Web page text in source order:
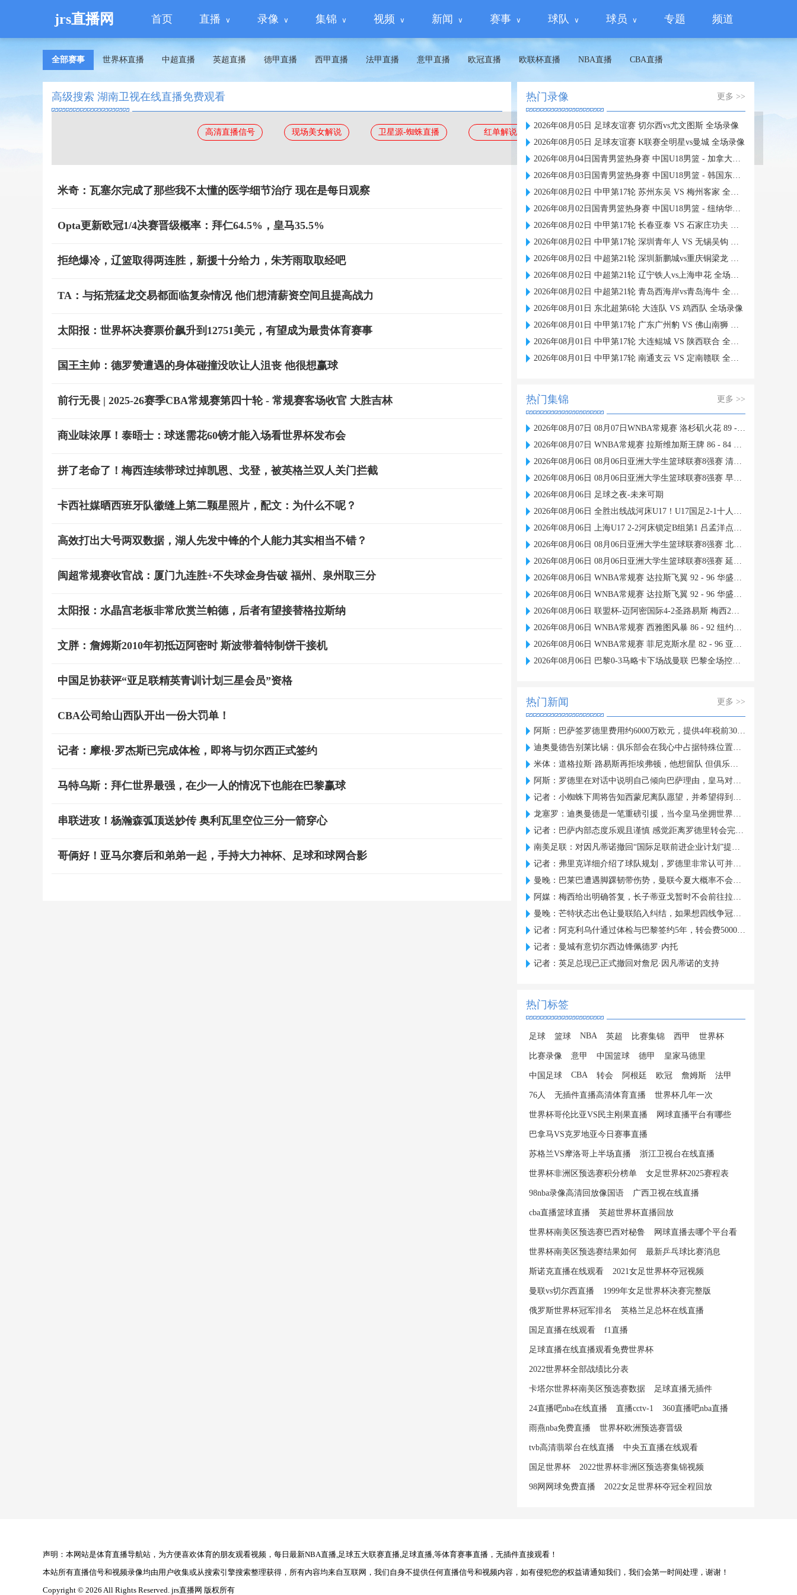
jrs直播网 首页 直播 录像 集锦 视频 新闻 赛事 球队 球员 专题 频道
全部赛事 世界杯直播 中超直播 英超直播 德甲直播 西甲直播 法甲直播 意甲直播 欧冠直播 欧联杯直播 NBA直播 CBA直播
高级搜索 湖南卫视在线直播免费观看
高清直播信号 现场美女解说 卫星源-蜘蛛直播 红单解说 蜘蛛直播
米奇：瓦塞尔完成了那些我不太懂的医学细节治疗 现在是每日观察
Opta更新欧冠1/4决赛晋级概率：拜仁64.5%，皇马35.5%
拒绝爆冷，辽篮取得两连胜，新援十分给力，朱芳雨取取经吧
TA：与拓荒猛龙交易都面临复杂情况 他们想清薪资空间且提高战力
太阳报：世界杯决赛票价飙升到12751美元，有望成为最贵体育赛事
国王主帅：德罗赞遭遇的身体碰撞没吹让人沮丧 他很想赢球
前行无畏 | 2025-26赛季CBA常规赛第四十轮 - 常规赛客场收官 大胜吉林
商业味浓厚！泰晤士：球迷需花60镑才能入场看世界杯发布会
拼了老命了！梅西连续带球过掉凯恩、戈登，被英格兰双人关门拦截
卡西社媒晒西班牙队徽缝上第二颗星照片，配文：为什么不呢？
高效打出大号两双数据，湖人先发中锋的个人能力其实相当不错？
闽超常规赛收官战：厦门九连胜+不失球金身告破 福州、泉州取三分
太阳报：水晶宫老板非常欣赏兰帕德，后者有望接替格拉斯纳
文胖：詹姆斯2010年初抵迈阿密时 斯波带着特制饼干接机
中国足协获评“亚足联精英青训计划三星会员”资格
CBA公司给山西队开出一份大罚单！
记者：摩根·罗杰斯已完成体检，即将与切尔西正式签约
马特乌斯：拜仁世界最强，在少一人的情况下也能在巴黎赢球
串联进攻！杨瀚森弧顶送妙传 奥利瓦里空位三分一箭穿心
哥俩好！亚马尔赛后和弟弟一起，手持大力神杯、足球和球网合影
热门录像 更多 >>
2026年08月05日 足球友谊赛 切尔西vs尤文图斯 全场录像
2026年08月05日 足球友谊赛 K联赛全明星vs曼城 全场录像
2026年08月04日国青男篮热身赛 中国U18男篮 - 加拿大大卫·安篮球学院 全场录像
2026年08月03日国青男篮热身赛 中国U18男篮 - 韩国东国大学 全场录像
2026年08月02日 中甲第17轮 苏州东吴 VS 梅州客家 全场录像
2026年08月02日国青男篮热身赛 中国U18男篮 - 纽纳华丁闪电队 全场录像
2026年08月02日 中甲第17轮 长春亚泰 VS 石家庄功夫 全场录像
2026年08月02日 中甲第17轮 深圳青年人 VS 无锡吴钩 全场录像
2026年08月02日 中超第21轮 深圳新鹏城vs重庆铜梁龙 全场录像
2026年08月02日 中超第21轮 辽宁铁人vs上海申花 全场录像
2026年08月02日 中超第21轮 青岛西海岸vs青岛海牛 全场录像
2026年08月01日 东北超第6轮 大连队 VS 鸡西队 全场录像
2026年08月01日 中甲第17轮 广东广州豹 VS 佛山南狮 全场录像
2026年08月01日 中甲第17轮 大连鲲城 VS 陕西联合 全场录像
2026年08月01日 中甲第17轮 南通支云 VS 定南赣联 全场录像
热门集锦 更多 >>
2026年08月07日 08月07日WNBA常规赛 洛杉矶火花 89 - 82 明尼苏达山猫 全场集锦
2026年08月07日 WNBA常规赛 拉斯维加斯王牌 86 - 84 印第安纳狂热 全场集锦
2026年08月06日 08月06日亚洲大学生篮球联赛8强赛 清华大学 85 - 81 菲律宾大学 集锦
2026年08月06日 08月06日亚洲大学生篮球联赛8强赛 早稻田大学 78 - 71 高丽大学 集锦
2026年08月06日 足球之夜-未来可期
2026年08月06日 全胜出线战河床U17！U17国足2-1十人药厂U17 赵松源登场1分钟传射
2026年08月06日 上海U17 2-2河床锁定B组第1 吕孟洋点射阿布力米破门 将战A组第2
2026年08月06日 08月06日亚洲大学生篮球联赛8强赛 北京大学 77 - 79 上海交通大学 集锦
2026年08月06日 08月06日亚洲大学生篮球联赛8强赛 延世大学 67 - 72 政治大学 集锦
2026年08月06日 WNBA常规赛 达拉斯飞翼 92 - 96 华盛顿神秘人 全场集锦
2026年08月06日 WNBA常规赛 达拉斯飞翼 92 - 96 华盛顿神秘人 全场集锦
2026年08月06日 联盟杯-迈阿密国际4-2圣路易斯 梅西2射1传 阿伦助攻戴帽
2026年08月06日 WNBA常规赛 西雅图风暴 86 - 92 纽约自由人 全场集锦
2026年08月06日 WNBA常规赛 菲尼克斯水星 82 - 96 亚特兰大梦想 全场集锦
2026年08月06日 巴黎0-3马略卡下场战曼联 巴黎全场控球近6成+8射3正未果
热门新闻 更多 >>
阿斯：巴萨签罗德里费用约6000万欧元，提供4年税前3000万欧合同
迪奥曼德告别莱比锡：俱乐部会在我心中占据特殊位置，感谢所有
米体：道格拉斯·路易斯再拒埃弗顿，他想留队 但俱乐部尚未敲定
阿斯：罗德里在对话中说明自己倾向巴萨理由，皇马对此理解＆祝好
记者：小蜘蛛下周将告知西蒙尼离队愿望，并希望得到理解和帮助
龙塞罗：迪奥曼德是一笔重磅引援，当今皇马坐拥世界独一档攻击线
记者：巴萨内部态度乐观且谨慎 感觉距离罗德里转会完成更近了
南美足联：对因凡蒂诺撤回“国际足联前进企业计划”提案表示欢迎
记者：弗里克详细介绍了球队规划，罗德里非常认可并选择加盟巴萨
曼晚：巴莱巴遭遇脚踝韧带伤势，曼联今夏大概率不会继续追求他
阿媒：梅西给出明确答复，长子蒂亚戈暂时不会前往拉玛西亚青训
曼晚：芒特状态出色让曼联陷入纠结，如果想四线争冠可能还得买人
记者：阿克利乌什通过体检与巴黎签约5年，转会费5000万欧元
记者：曼城有意切尔西边锋佩德罗·内托
记者：英足总现已正式撤回对詹尼·因凡蒂诺的支持
热门标签
足球 篮球 NBA 英超 比赛集锦 西甲 世界杯
比赛录像 意甲 中国篮球 德甲 皇家马德里
中国足球 CBA 转会 阿根廷 欧冠 詹姆斯 法甲
76人 无插件直播高清体育直播 世界杯几年一次
世界杯哥伦比亚VS民主刚果直播 网球直播平台有哪些
巴拿马VS克罗地亚今日赛事直播
苏格兰VS摩洛哥上半场直播 浙江卫视台在线直播
世界杯非洲区预选赛积分榜单 女足世界杯2025赛程表
98nba录像高清回放像国语 广西卫视在线直播
cba直播篮球直播 英超世界杯直播回放
世界杯南美区预选赛巴西对秘鲁 网球直播去哪个平台看
世界杯南美区预选赛结果如何 最新乒乓球比赛消息
斯诺克直播在线观看 2021女足世界杯夺冠视频
曼联vs切尔西直播 1999年女足世界杯决赛完整版
俄罗斯世界杯冠军排名 英格兰足总杯在线直播
国足直播在线观看 f1直播
足球直播在线直播观看免费世界杯
2022世界杯全部战绩比分表
卡塔尔世界杯南美区预选赛数据 足球直播无插件
24直播吧nba在线直播 直播cctv-1 360直播吧nba直播
雨燕nba免费直播 世界杯欧洲预选赛晋级
tvb高清翡翠台在线直播 中央五直播在线观看
国足世界杯 2022世界杯非洲区预选赛集锦视频
98网网球免费直播 2022女足世界杯夺冠全程回放
声明：本网站是体育直播导航站，为方便喜欢体育的朋友观看视频，每日最新NBA直播,足球五大联赛直播,足球直播,等体育赛事直播，无插件直接观看！
本站所有直播信号和视频录像均由用户收集或从搜索引擎搜索整理获得，所有内容均来自互联网，我们自身不提供任何直播信号和视频内容，如有侵犯您的权益请通知我们，我们会第一时间处理，谢谢！
Copyright © 2026 All Rights Reserved. jrs直播网 版权所有